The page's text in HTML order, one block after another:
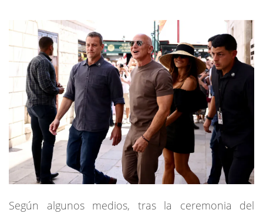
Según algunos medios, tras la ceremonia del